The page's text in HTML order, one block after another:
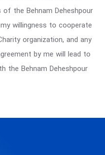
the Behnam Deheshpour
willingness to cooperate
organization, and any
by me will lead to
the Behnam Deheshpour